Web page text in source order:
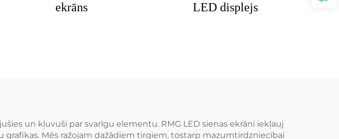
ekrāns
LED displejs
un kļuvuši par svarīgu elementu. RMG LED sienas ekrāni iekļauj
Mēs ražojam dažādiem tirgiem, tostarp mazumtirdzniecībai